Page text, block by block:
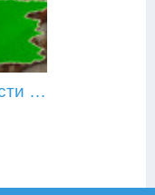
Принцип активности в образовании